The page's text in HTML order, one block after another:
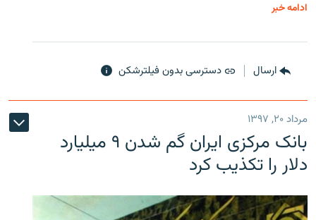
ادامه خبر
ارسال دسترسی بدون فیلترشکن
مرداد ۲۰, ۱۳۹۷
بانک مرکزی ایران گم شدن ۹ میلیارد
دلار را تکذیب کرد